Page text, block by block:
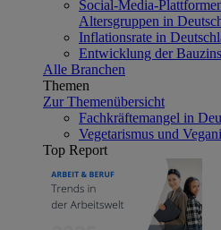
Social-Media-
Altersgruppen in
Inflationsrate in
Entwicklung der
Alle Branchen
Themen
Zur Themenübersicht
Fachkräftemangel in
Vegetarismus und
Top Report